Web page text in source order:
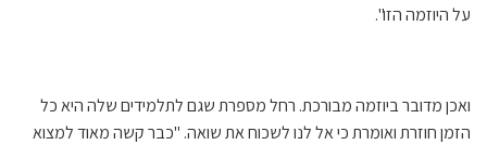
על היוזמה הזו".
ואכן מדובר ביוזמה מבורכת. רחל מספרת שגם לתלמידים שלה היא כל
הזמן חוזרת ואומרת כי אל לנו לשכוח את שואה. "כבר קשה מאוד למצוא